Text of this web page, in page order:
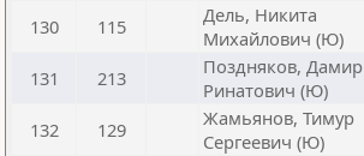
130 115
Дель, Никита
Михайлович (Ю)
131 213
Поздняков, Дамир
Ринатович (Ю)
132 129
Жамьянов, Тимур
Сергеевич (Ю)